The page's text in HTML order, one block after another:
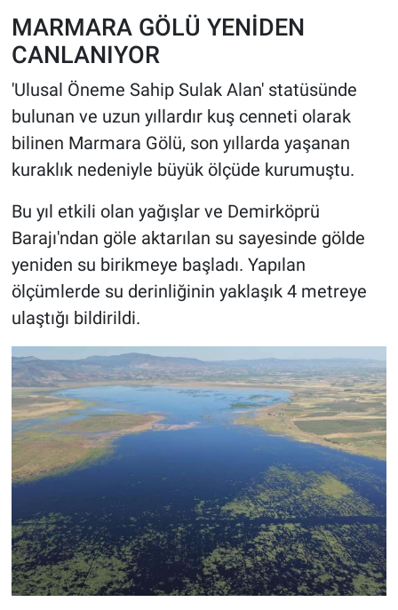
MARMARA GÖLÜ YENİDEN
CANLANIYOR
'Ulusal Öneme Sahip Sulak Alan' statüsünde
bulunan ve uzun yıllardır kuş cenneti olarak
bilinen Marmara Gölü, son yıllarda yaşanan
kuraklık nedeniyle büyük ölçüde kurumuştu.
Bu yıl etkili olan yağışlar ve Demirköprü
Barajı'ndan göle aktarılan su sayesinde gölde
yeniden su birikmeye başladı. Yapılan
ölçümlerde su derinliğinin yaklaşık 4 metreye
ulaştığı bildirildi.
Bilim, Teknoloji